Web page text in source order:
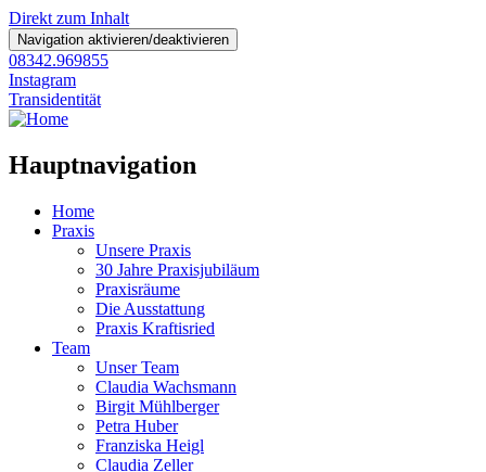
Direkt zum Inhalt
Navigation aktivieren/deaktivieren
08342.969855
Instagram
Transidentität
Hauptnavigation
Home
Praxis
Unsere Praxis
30 Jahre Praxisjubiläum
Praxisräume
Die Ausstattung
Praxis Kraftisried
Team
Unser Team
Claudia Wachsmann
Birgit Mühlberger
Petra Huber
Franziska Heigl
Claudia Zeller